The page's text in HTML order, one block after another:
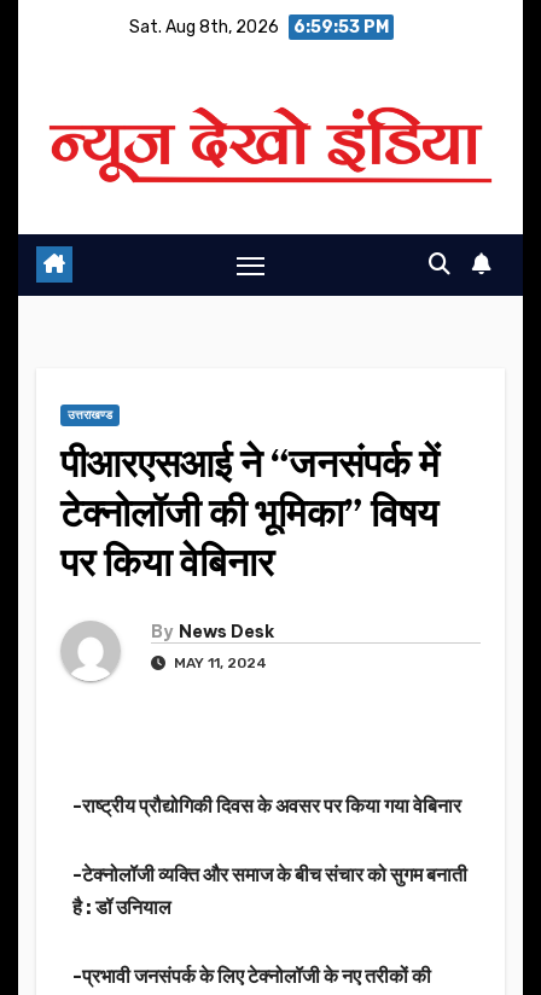
Sat. Aug 8th, 2026 6:59:54 PM
उत्तराखण्ड
पीआरएसआई ने “जनसंपर्क में
टेक्नोलॉजी की भूमिका” विषय
पर किया वेबिनार
By News Desk
MAY 11, 2024
-राष्ट्रीय प्रौद्योगिकी दिवस के अवसर पर किया गया वेबिनार
-टेक्नोलॉजी व्यक्ति और समाज के बीच संचार को सुगम बनाती
है : डॉ उनियाल
-प्रभावी जनसंपर्क के लिए टेक्नोलॉजी के नए तरीकों की